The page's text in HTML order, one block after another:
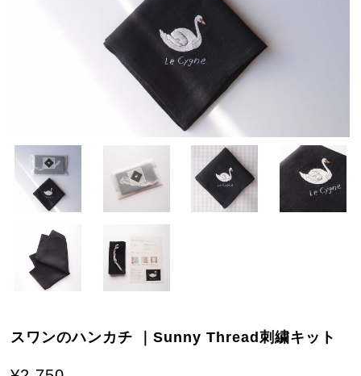
スワンのハンカチ ｜Sunny Thread刺繍キット